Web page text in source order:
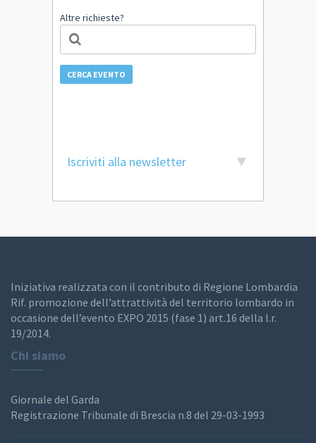
Altre richieste?
CERCA EVENTO
Iscriviti alla newsletter
Iniziativa realizzata con il contributo di Regione Lombardia
Rif. promozione dell’attrattività del territorio lombardo in
occasione dell’evento EXPO 2015 (fase 1) art.16 della l.r.
19/2014.
Chi siamo
Giornale del Garda
Registrazione Tribunale di Brescia n.8 del 29-03-1993